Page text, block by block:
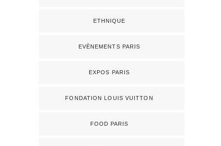
ETHNIQUE
EVÈNEMENTS PARIS
EXPOS PARIS
FONDATION LOUIS VUITTON
FOOD PARIS